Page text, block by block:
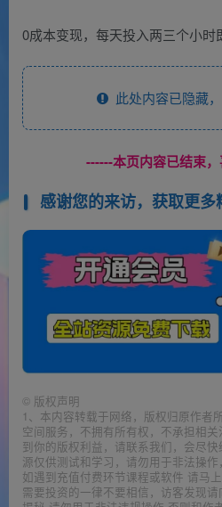
0成本变现，每天投入两三个小时
此处内容已隐藏
------本页内容已结束
感谢您的来访，获取更多
© 版权声明
1、本内容转载于网络，版权归原作者
空间服务，不拥有所有权，不承担相
到你的版权利益，请联系我们，会尽
源仅供测试和学习，请勿用于非法操作
如遇到充值付费环节课程或软件 请马
需要投资的一律不要相信，访客发现